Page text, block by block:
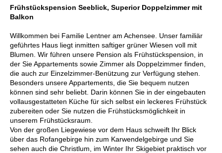
Frühstückspension Seeblick, Superior Doppelzimmer mit
Balkon
Willkommen bei Familie Lentner am Achensee. Unser familiär
geführtes Haus liegt inmitten saftiger grüner Wiesen voll mit
Blumen. Wir führen unsere Pension als Frühstückspension, in
der Sie Appartements sowie Zimmer als Doppelzimmer finden,
die auch zur Einzelzimmer-Benützung zur Verfügung stehen.
Besonders unsere Appartements, die Sie bequem nutzen
können sind sehr beliebt. Darin können Sie in der eingebauten
vollausgestatteten Küche für sich selbst ein leckeres Frühstück
zubereiten oder Sie nutzen die Frühstücksmöglichkeit in
unserem Frühstücksraum.
Von der großen Liegewiese vor dem Haus schweift Ihr Blick
über das Rofangebirge hin zum Karwendelgebirge und Sie
sehen auch die Christlum, im Winter Ihr Skigebiet praktisch vor